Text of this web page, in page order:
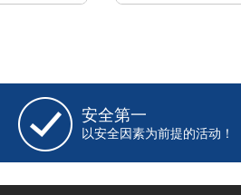
安全第一
以安全因素为前提的活动！